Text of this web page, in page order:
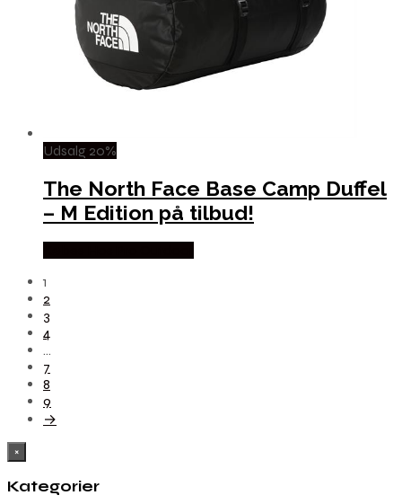
Udsalg 20%
The North Face Base Camp Duffel
– M Edition på tilbud!
1
2
3
4
…
7
8
9
→
×
Kategorier